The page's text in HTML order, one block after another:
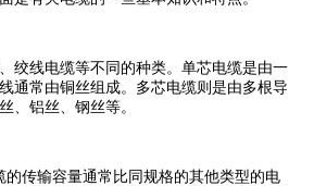
绞线电缆等不同的种类。单芯电缆是由一
通常由铜丝组成。多芯电缆则是由多根导
、铝丝、钢丝等。
的传输容量通常比同规格的其他类型的电